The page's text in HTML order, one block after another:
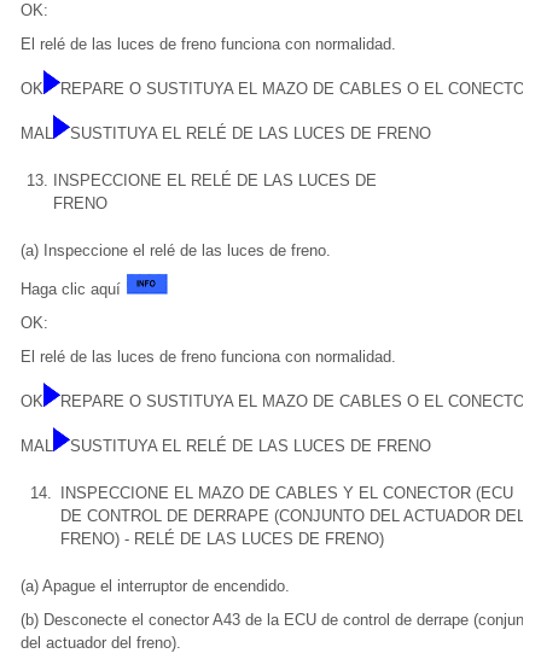
OK:
El relé de las luces de freno funciona con normalidad.
OK REPARE O SUSTITUYA EL MAZO DE CABLES O EL CONECTOR
MAL SUSTITUYA EL RELÉ DE LAS LUCES DE FRENO
13.
INSPECCIONE EL RELÉ DE LAS LUCES DE
FRENO
(a) Inspeccione el relé de las luces de freno.
Haga clic aquí
OK:
El relé de las luces de freno funciona con normalidad.
OK REPARE O SUSTITUYA EL MAZO DE CABLES O EL CONECTOR
MAL SUSTITUYA EL RELÉ DE LAS LUCES DE FRENO
14.
INSPECCIONE EL MAZO DE CABLES Y EL CONECTOR (ECU
DE CONTROL DE DERRAPE (CONJUNTO DEL ACTUADOR DEL
FRENO) - RELÉ DE LAS LUCES DE FRENO)
(a) Apague el interruptor de encendido.
(b) Desconecte el conector A43 de la ECU de control de derrape (conjunto
del actuador del freno).